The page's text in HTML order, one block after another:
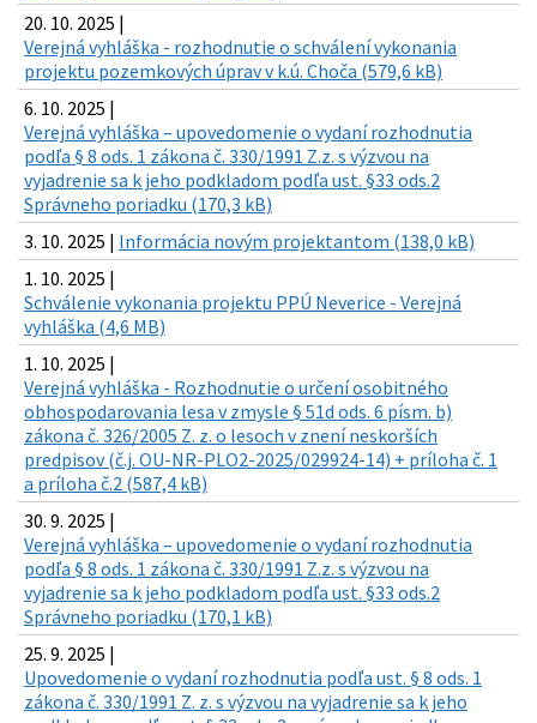
20. 10. 2025 |
Verejná vyhláška - rozhodnutie o schválení vykonania
projektu pozemkových úprav v k.ú. Choča (579,6 kB)
6. 10. 2025 |
Verejná vyhláška – upovedomenie o vydaní rozhodnutia
podľa § 8 ods. 1 zákona č. 330/1991 Z.z. s výzvou na
vyjadrenie sa k jeho podkladom podľa ust. §33 ods.2
Správneho poriadku (170,3 kB)
3. 10. 2025 | Informácia novým projektantom (138,0 kB)
1. 10. 2025 |
Schválenie vykonania projektu PPÚ Neverice - Verejná
vyhláška (4,6 MB)
1. 10. 2025 |
Verejná vyhláška - Rozhodnutie o určení osobitného
obhospodarovania lesa v zmysle § 51d ods. 6 písm. b)
zákona č. 326/2005 Z. z. o lesoch v znení neskorších
predpisov (č.j. OU-NR-PLO2-2025/029924-14) + príloha č. 1
a príloha č.2 (587,4 kB)
30. 9. 2025 |
Verejná vyhláška – upovedomenie o vydaní rozhodnutia
podľa § 8 ods. 1 zákona č. 330/1991 Z.z. s výzvou na
vyjadrenie sa k jeho podkladom podľa ust. §33 ods.2
Správneho poriadku (170,1 kB)
25. 9. 2025 |
Upovedomenie o vydaní rozhodnutia podľa ust. § 8 ods. 1
zákona č. 330/1991 Z. z. s výzvou na vyjadrenie sa k jeho